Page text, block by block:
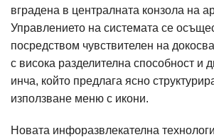
вградена в централната конзола на
Управлението на системата се
посредством чувствителен на
с висока разделителна способност и
инча, който предлага ясно
използване меню с икони.
Новата инфоразвлекателна